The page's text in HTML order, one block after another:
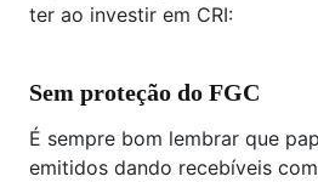
ter ao investir em CRI:
Sem proteção do FGC
É sempre bom lembrar que
emitidos dando recebíveis